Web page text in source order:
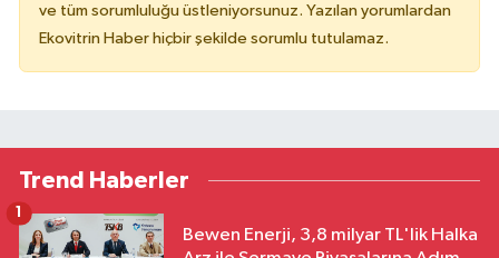
ve tüm sorumluluğu üstleniyorsunuz. Yazılan yorumlardan
Ekovitrin Haber hiçbir şekilde sorumlu tutulamaz.
Trend Haberler
Bewen Enerji, 3,8 milyar TL'lik Halka
1